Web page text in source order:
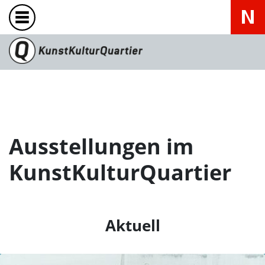
Ausstellungen im
KunstKulturQuartier
Aktuell